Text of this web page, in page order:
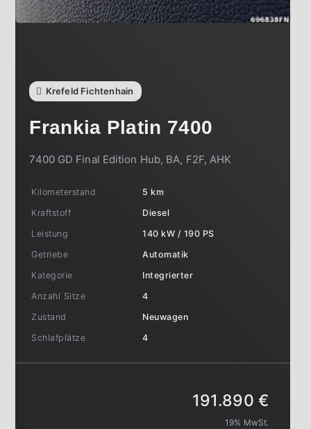
Krefeld Fichtenhain
Frankia Platin 7400
7400 GD Final Edition Hub, BA, F2F, AHK
Kilometerstand
5 km
Kraftstoff
Diesel
Leistung
140 kW / 190 PS
Getriebe
Automatik
Kategorie
Integrierter
Anzahl Sitze
4
Zustand
Neuwagen
Schlafplätze
4
191.890 €
19% MwSt.